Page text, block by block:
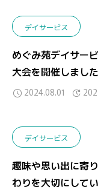
デイサービス
めぐみ苑デイサー
大会を開催しました
2024.08.01
デイサービス
趣味や思い出に寄
わりを大切にして